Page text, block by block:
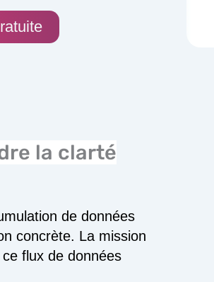
la clarté
de données
concrète. La mission
flux de données